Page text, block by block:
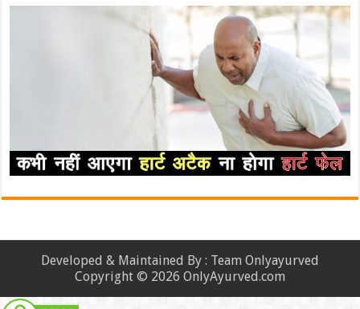
Developed & Maintained By : Team Onlyayurved
Copyright © 2026 OnlyAyurved.com